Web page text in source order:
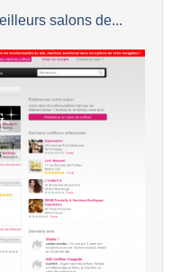
salons de...